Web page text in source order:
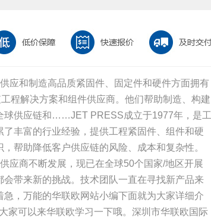
应和制造高品质紧固件、固定件和硬件方面拥有
程解决方案和组件供应商。他们帮助制造、构建
球供应链和……JET PRESS成立于1977年，是工
丰富的行业经验，提供工程紧固件、组件和硬
帮助降低客户供应链的风险、成本和复杂性。
应商不断发展，现已在全球50个国家/地区开展
带来新的挑战。技术团队一直在寻找新产品来
，万能的华联欧网站小编下面就为大家详细介
家可以来华联欧学习一下哦。深圳市华联欧国际